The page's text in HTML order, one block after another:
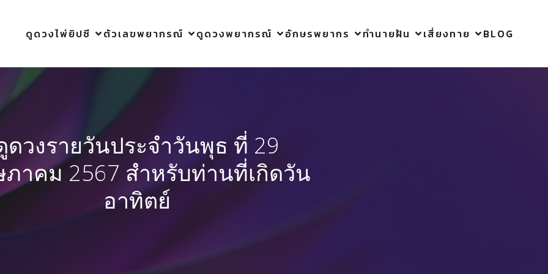
ดูดวงไพ่ยิปซี ตัวเลขพยากรณ์ ดูดวงพยากรณ์ อักษรพยากร ทำนายฝัน เสี่ยงทาย BLOG
ดวงรายวันประจำวันพุธ ที่ 29
าคม 2567 สำหรับท่านที่เกิดวัน
อาทิตย์